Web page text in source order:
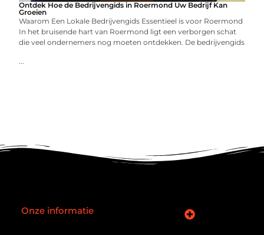
Ontdek Hoe de Bedrijvengids in Roermond Uw Bedrijf Kan
Groeien
Waarom Een Lokale Bedrijvengids Essentieel is voor Roermond
In het bruisende hart van Roermond ligt een verborgen schat
die veel ondernemers nog moeten ontdekken. De bedrijvengids
...
Onze informatie